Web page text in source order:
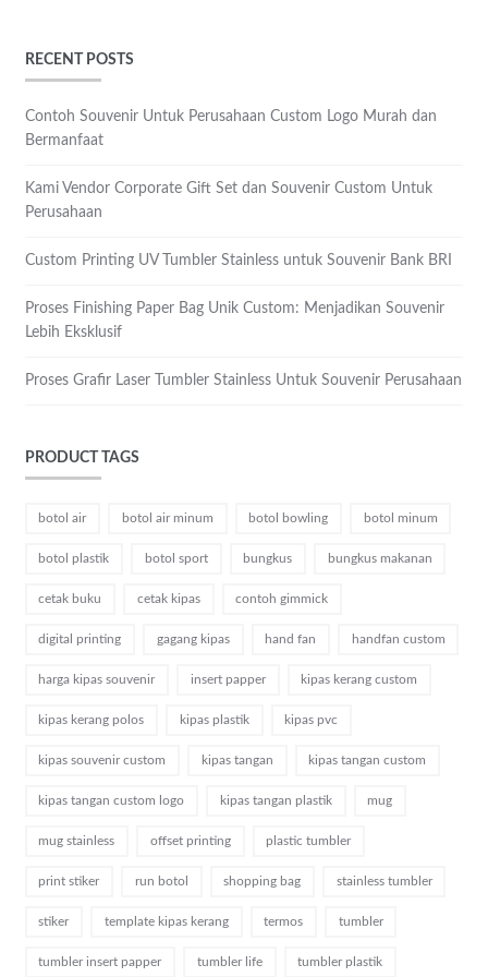
RECENT POSTS
Contoh Souvenir Untuk Perusahaan Custom Logo Murah dan
Bermanfaat
Kami Vendor Corporate Gift Set dan Souvenir Custom Untuk
Perusahaan
Custom Printing UV Tumbler Stainless untuk Souvenir Bank BRI
Proses Finishing Paper Bag Unik Custom: Menjadikan Souvenir
Lebih Eksklusif
Proses Grafir Laser Tumbler Stainless Untuk Souvenir Perusahaan
PRODUCT TAGS
botol air botol air minum botol bowling botol minum
botol plastik botol sport bungkus bungkus makanan
cetak buku cetak kipas contoh gimmick
digital printing gagang kipas hand fan handfan custom
harga kipas souvenir insert papper kipas kerang custom
kipas kerang polos kipas plastik kipas pvc
kipas souvenir custom kipas tangan kipas tangan custom
kipas tangan custom logo kipas tangan plastik mug
mug stainless offset printing plastic tumbler
print stiker run botol shopping bag stainless tumbler
stiker template kipas kerang termos tumbler
tumbler insert papper tumbler life tumbler plastik